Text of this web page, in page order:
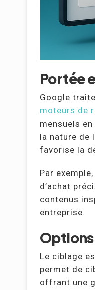
Portée
Google
moteurs de
mensuels
la nature de
favorise la
Par
d’achat
contenus
entreprise.
Le ciblage
permet de
offrant une